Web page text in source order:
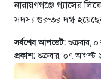
নারায়ণগঞ্জে গ্যাসের
সদস্য গুরুতর দগ্ধ
সর্বশেষ আপডেট: শুক্রবার,
প্রকাশ: শুক্রবার, ০৭